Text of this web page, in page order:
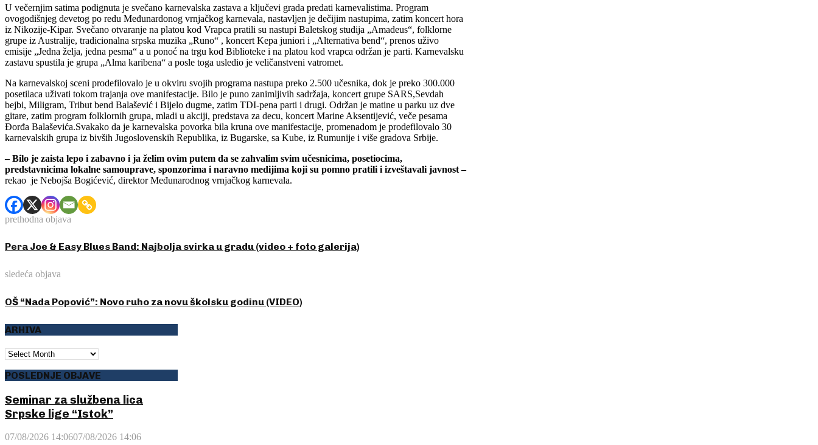
U večernjim satima podignuta je svečano karnevalska zastava a ključevi grada predati karnevalistima. Program
ovogodišnjeg devetog po redu Međunardonog vrnjačkog karnevala, nastavljen je dečijim nastupima, zatim koncert hora
iz Nikozije-Kipar. Svečano otvaranje na platou kod Vrapca pratili su nastupi Baletskog studija „Amadeus“, folklorne
grupe iz Australije, tradicionalna srpska muzika „Runo“ , koncert Kepa juniori i „Alternativa bend“, prenos uživo
emisije „Jedna želja, jedna pesma“ a u ponoć na trgu kod Biblioteke i na platou kod vrapca održan je parti. Karnevalsku
zastavu spustila je grupa „Alma karibena“ a posle toga usledio je veličanstveni vatromet.
Na karnevalskoj sceni prodefilovalo je u okviru svojih programa nastupa preko 2.500 učesnika, dok je preko 300.000
posetilaca uživati tokom trajanja ove manifestacije. Bilo je puno zanimljivih sadržaja, koncert grupe SARS,Sevdah
bejbi, Miligram, Tribut bend Balašević i Bijelo dugme, zatim TDI-pena parti i drugi. Održan je matine u parku uz dve
gitare, zatim program folklornih grupa, mladi u akciji, predstava za decu, koncert Marine Aksentijević, veče pesama
Đorđa Balaševića.Svakako da je karnevalska povorka bila kruna ove manifestacije, promenadom je prodefilovalo 30
karnevalskih grupa iz bivših Jugoslovenskih Republika, iz Bugarske, sa Kube, iz Rumunije i više gradova Srbije.
– Bilo je zaista lepo i zabavno i ja želim ovim putem da se zahvalim svim učesnicima, posetiocima,
predstavnicima lokalne samouprave, sponzorima i naravno medijima koji su pomno pratili i izveštavali javnost –
rekao je Nebojša Bogićević, direktor Međunarodnog vrnjačkog karnevala.
prethodna objava
Pera Joe & Easy Blues Band: Najbolja svirka u gradu (video + foto galerija)
sledeća objava
OŠ “Nada Popović”: Novo ruho za novu školsku godinu (VIDEO)
ARHIVA
ARHIVA
POSLEDNJE OBJAVE
Seminar za službena lica
Srpske lige “Istok”
07/08/2026 14:0607/08/2026 14:06